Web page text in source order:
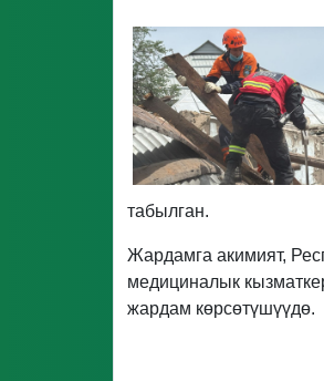
табылган.
Жардамга акимият,
медициналык
жардам көрсөтүшүүдө.